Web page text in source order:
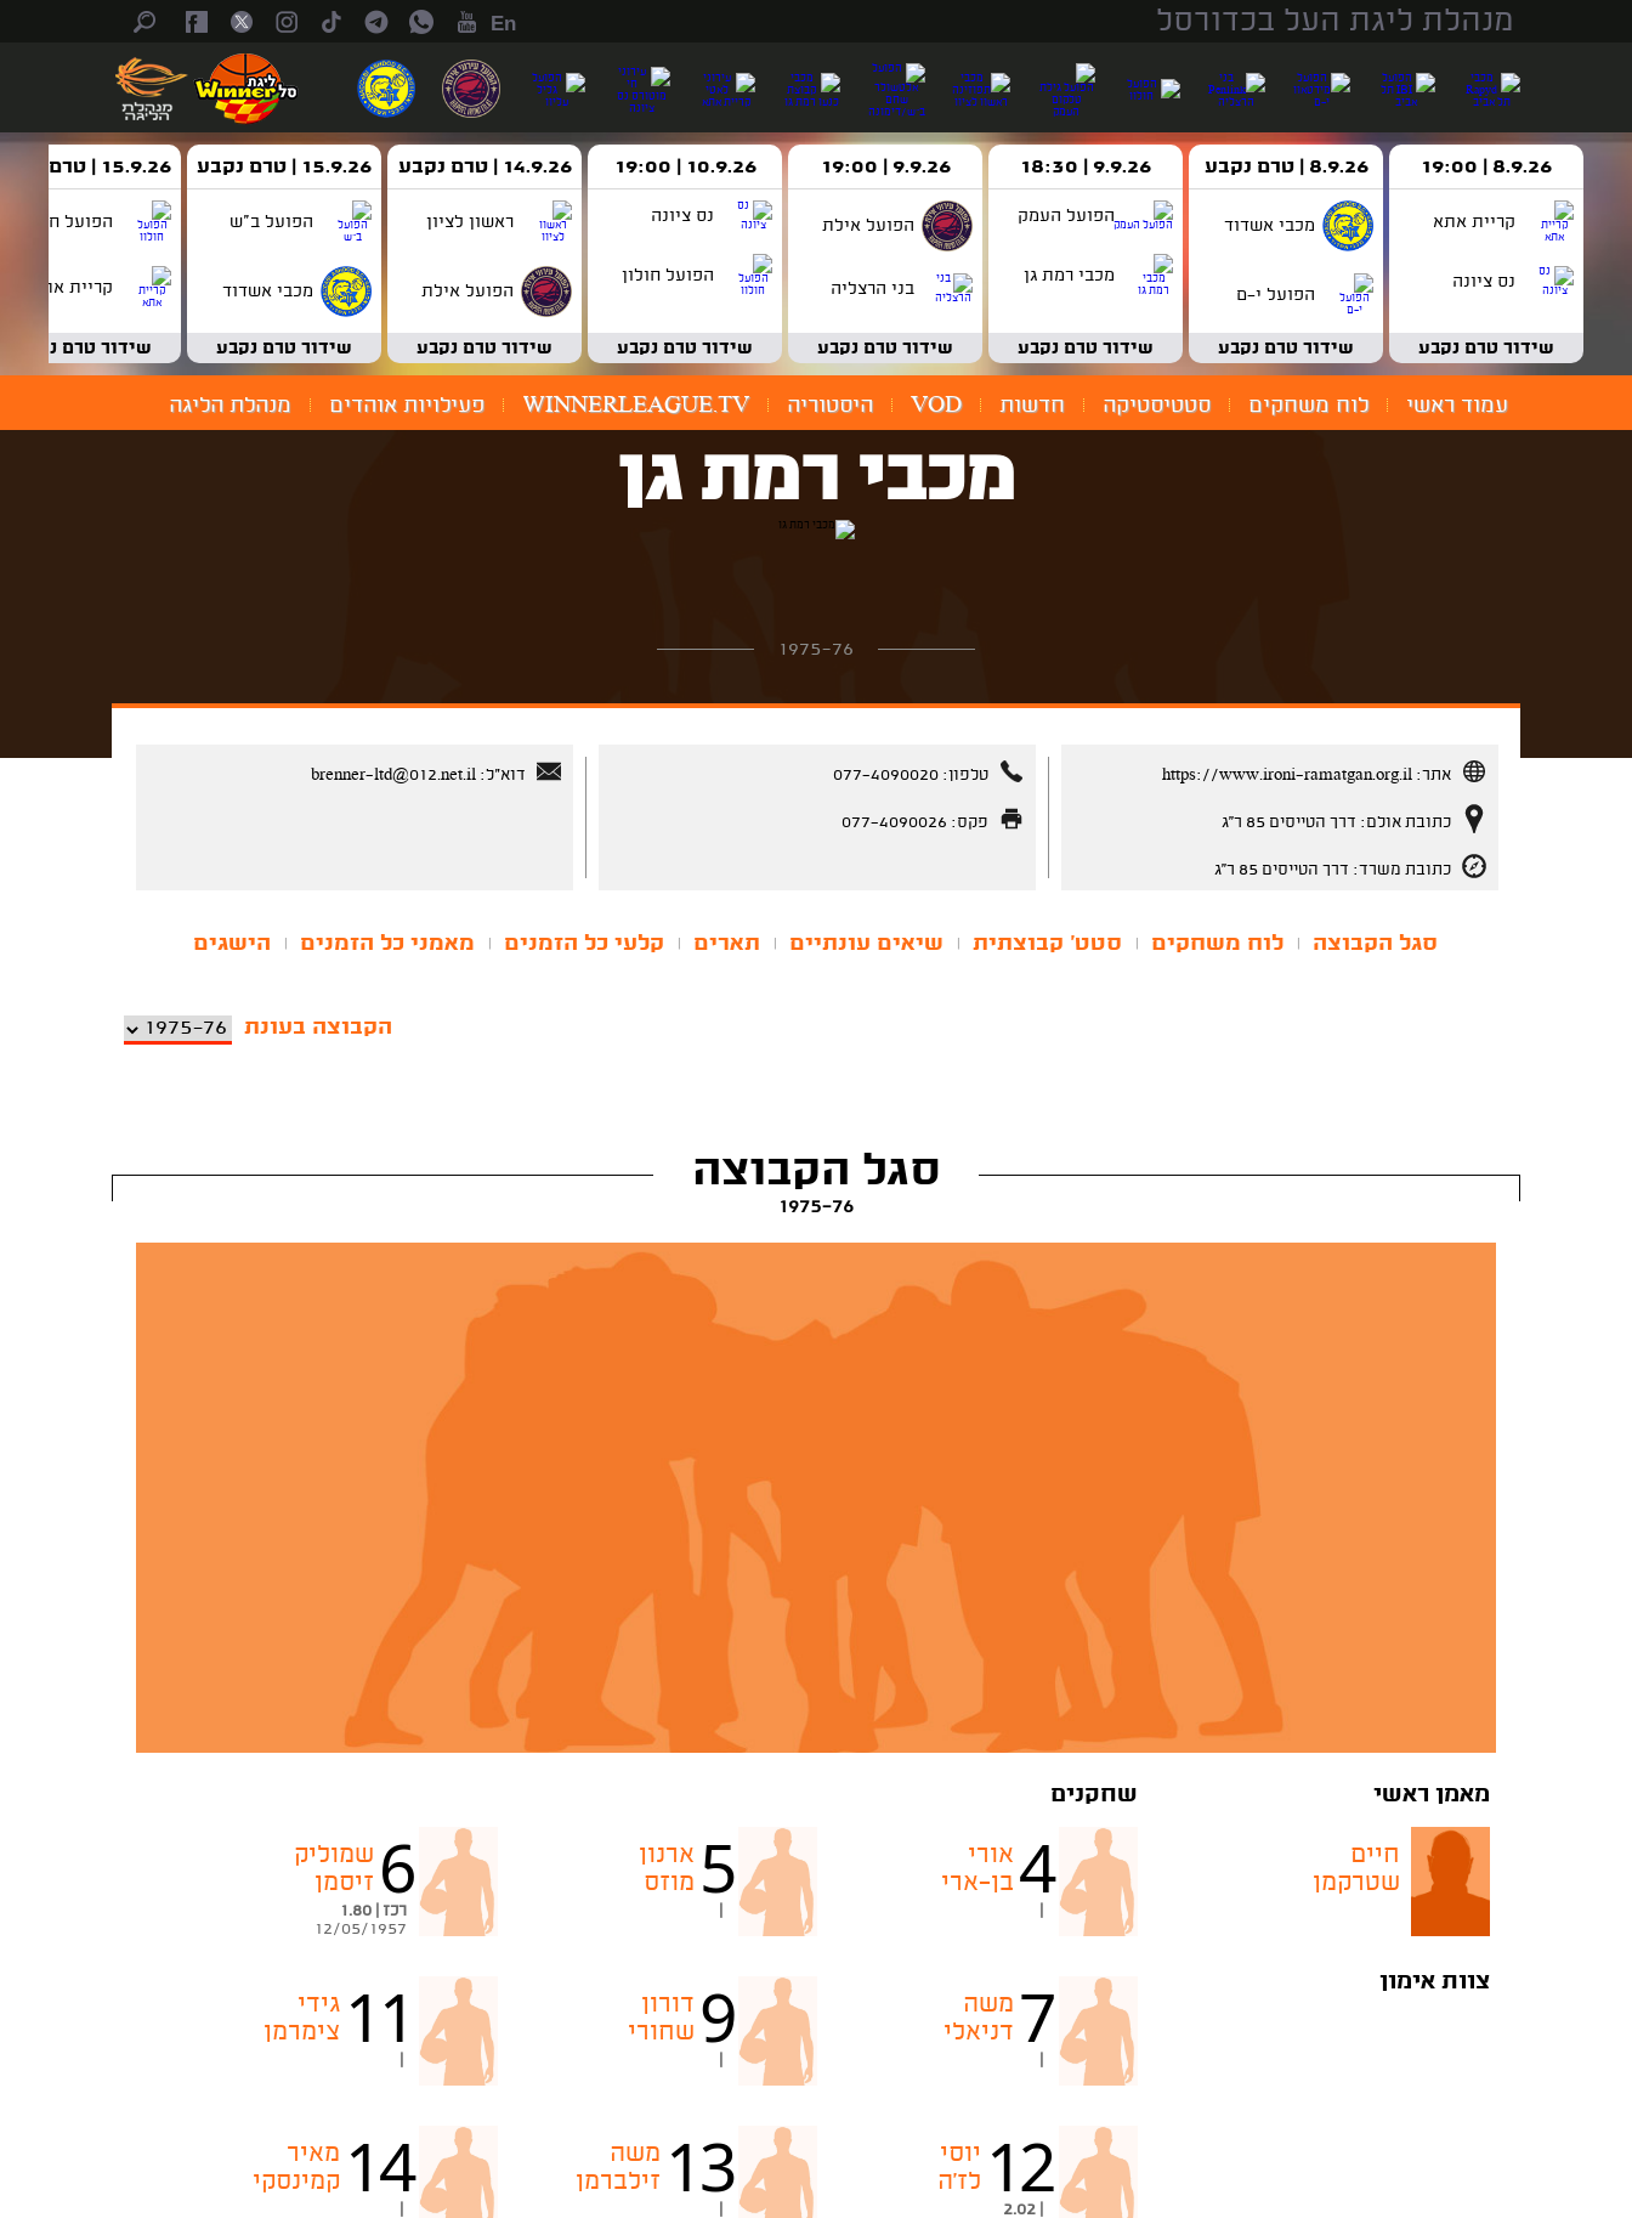
מנהלת ליגת העל בכדורסל En
8.9.26 | 19:00
קריית אתא
נס ציונה
שידור טרם נקבע
8.9.26 | טרם נקבע
מכבי אשדוד
הפועל י-ם
שידור טרם נקבע
9.9.26 | 18:30
הפועל העמק
מכבי רמת גן
שידור טרם נקבע
9.9.26 | 19:00
הפועל אילת
בני הרצליה
שידור טרם נקבע
10.9.26 | 19:00
נס ציונה
הפועל חולון
שידור טרם נקבע
14.9.26 | טרם נקבע
ראשון לציון
הפועל אילת
שידור טרם נקבע
15.9.26 | טרם נקבע
הפועל ב"ש
מכבי אשדוד
שידור טרם נקבע
15.9.26 | טרם נקבע
הפועל חולון
קריית אתא
שידור טרם נקבע
עמוד ראשי לוח משחקים סטטיסטיקה חדשות VOD היסטוריה WINNERLEAGUE.TV פעילויות אוהדים מנהלת הליגה
מכבי רמת גן
1975-76
אתר: https://www.ironi-ramatgan.org.il
כתובת אולם: דרך הטייסים 85 ר''ג
כתובת משרד: דרך הטייסים 85 ר''ג
טלפון: 077-4090020
פקס: 077-4090026
דוא"ל: brenner-ltd@012.net.il
סגל הקבוצה לוח משחקים סטט' קבוצתית שיאים עונתיים תארים קלעי כל הזמנים מאמני כל הזמנים הישגים
הקבוצה בעונת
סגל הקבוצה
1975-76
מאמן ראשי
חיים
שטרקמן
צוות אימון
שחקנים
4 אורי
בן-ארי
5 ארנון
מוזס
6 שמוליק
זיסמן
רכז | 1.80
12/05/1957
7 משה
דניאלי
9 דורון
שחורי
11 גידי
צימרמן
12 יוסי
לז'ה
13 משה
זילברמן
14 מאיר
קמינסקי